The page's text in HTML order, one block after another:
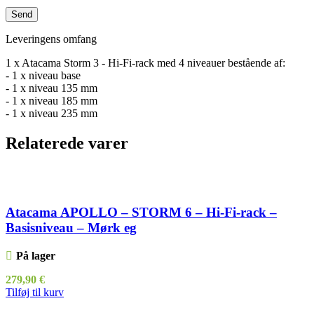
Leveringens omfang
1 x Atacama Storm 3 - Hi-Fi-rack med 4 niveauer bestående af:
- 1 x niveau base
- 1 x niveau 135 mm
- 1 x niveau 185 mm
- 1 x niveau 235 mm
Relaterede varer
Atacama APOLLO – STORM 6 – Hi-Fi-rack –
Basisniveau – Mørk eg
På lager
279,90 €
Tilføj til kurv